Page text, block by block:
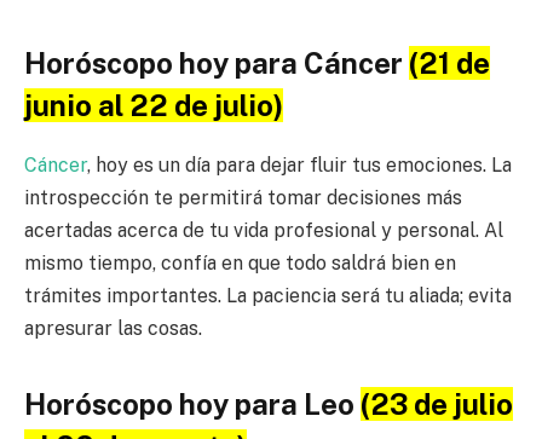
Horóscopo hoy para Cáncer (21 de
junio al 22 de julio)
Cáncer, hoy es un día para dejar fluir tus emociones. La
introspección te permitirá tomar decisiones más
acertadas acerca de tu vida profesional y personal. Al
mismo tiempo, confía en que todo saldrá bien en
trámites importantes. La paciencia será tu aliada; evita
apresurar las cosas.
Horóscopo hoy para Leo (23 de julio